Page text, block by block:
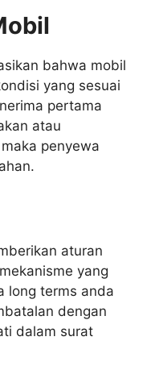
bahwa mobil
yang sesuai
pertama
atau
penyewa
aturan
yang
long terms anda
dengan
dalam surat